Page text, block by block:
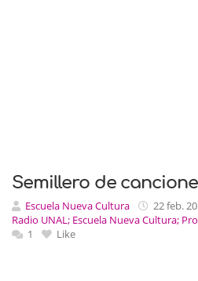
Semillero de
Escuela Nueva Cultura 22 feb.
Radio UNAL; Escuela Nueva Cultura;
1
Like